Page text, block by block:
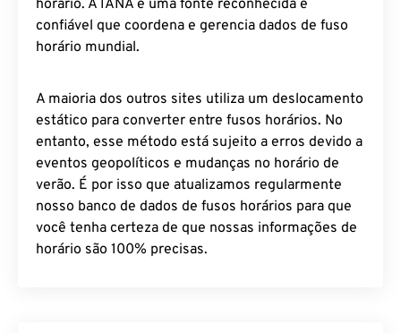
horário. A IANA é uma fonte reconhecida e
confiável que coordena e gerencia dados de fuso
horário mundial.
A maioria dos outros sites utiliza um deslocamento
estático para converter entre fusos horários. No
entanto, esse método está sujeito a erros devido a
eventos geopolíticos e mudanças no horário de
verão. É por isso que atualizamos regularmente
nosso banco de dados de fusos horários para que
você tenha certeza de que nossas informações de
horário são 100% precisas.